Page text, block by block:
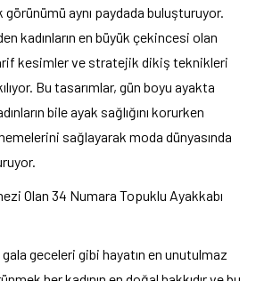
görünümü aynı paydada buluşturuyor.
kadınların en büyük çekincesi olan
kesimler ve stratejik dikiş teknikleri
Bu tasarımlar, gün boyu ayakta
bile ayak sağlığını korurken
sağlayarak moda dünyasında
Olan 34 Numara Topuklu Ayakkabı
geceleri gibi hayatın en unutulmaz